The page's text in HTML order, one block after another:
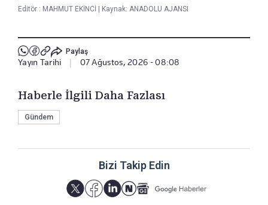
Editör : MAHMUT EKİNCİ Kaynak: ANADOLU AJANSI
Paylaş
Yayın Tarihi 07 Ağustos, 2026 - 08:08
Haberle İlgili Daha Fazlası
Gündem
Bizi Takip Edin